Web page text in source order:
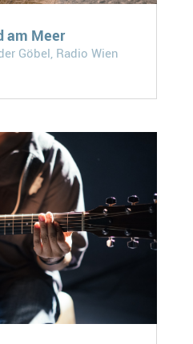
am Meer
Göbel, Radio Wien